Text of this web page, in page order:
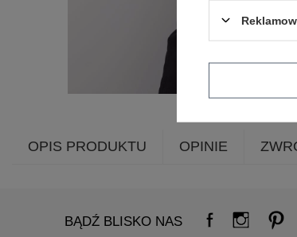
OPIS PRODUKTU OPINIE
BĄDŹ BLISKO NAS